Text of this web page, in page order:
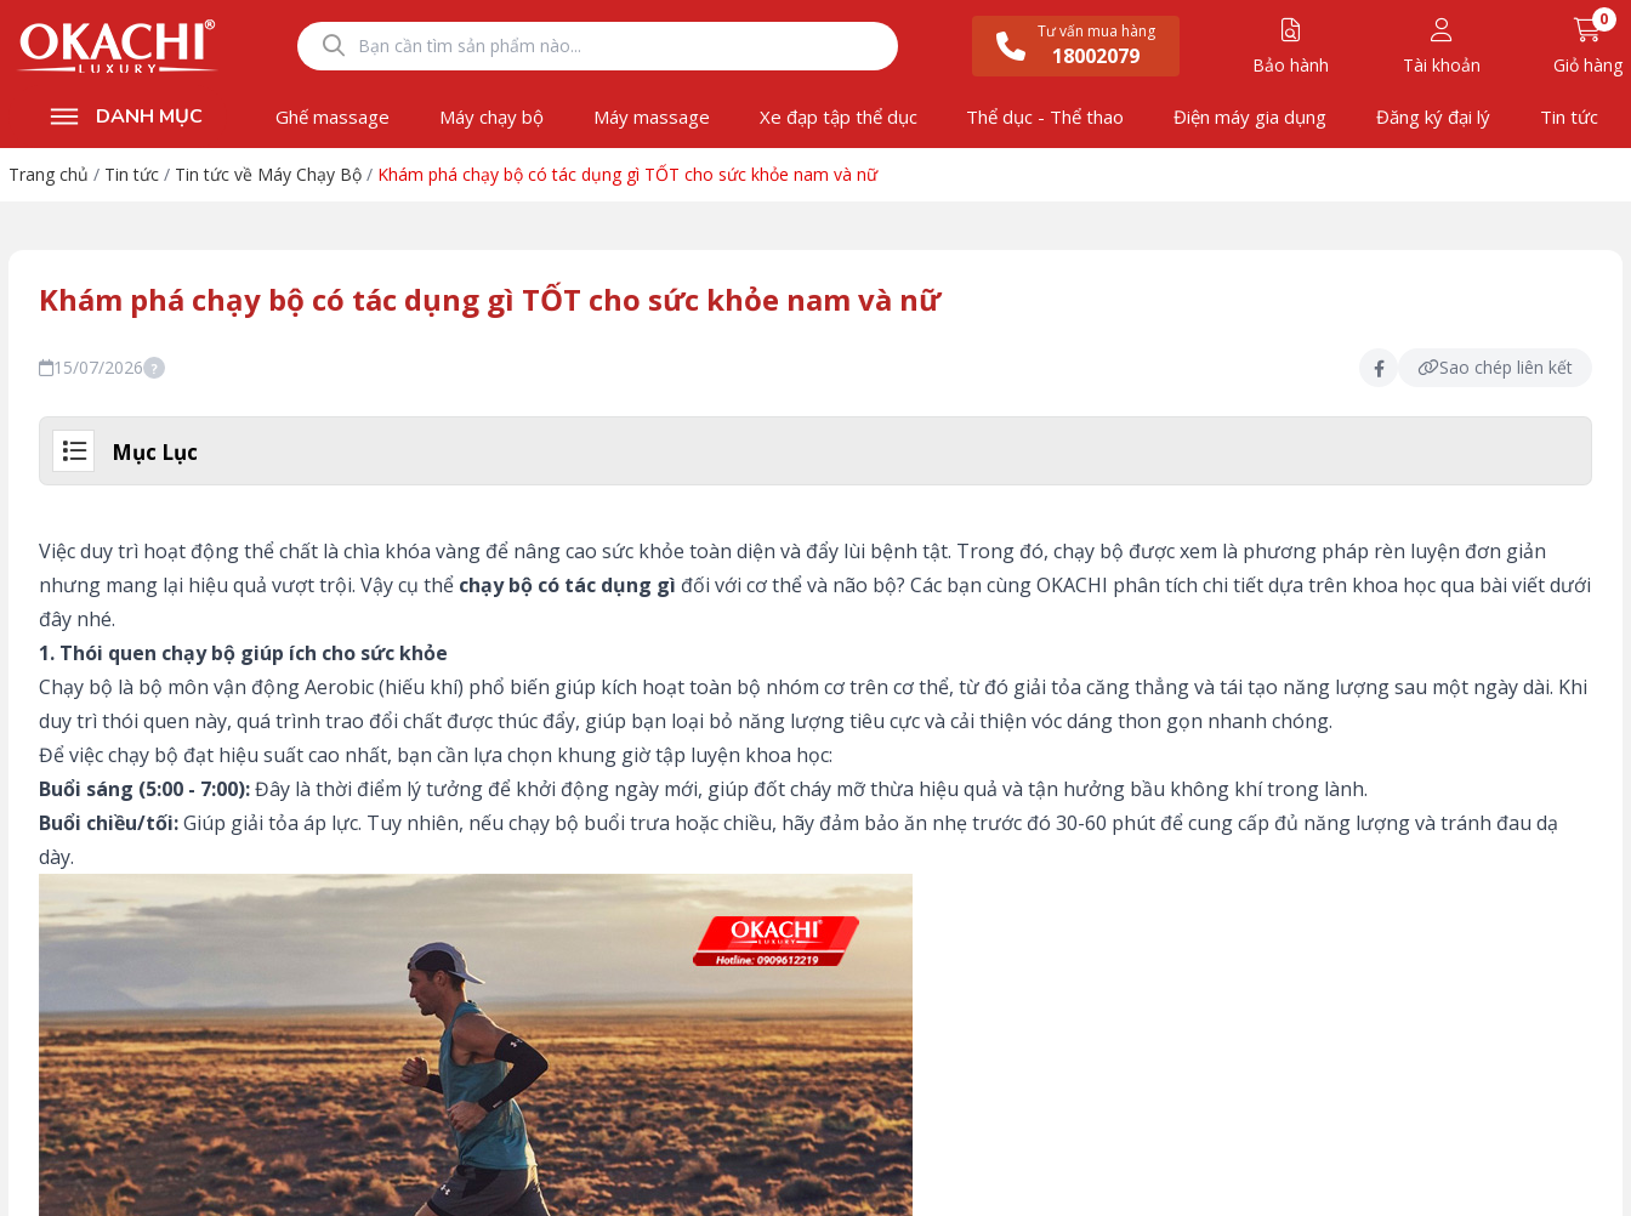
Tư vấn mua hàng
18002079 Bảo hành Tài khoản
0
Giỏ hàng
DANH MỤC Ghế massage Máy chạy bộ Máy massage Xe đạp tập thể dục Thể dục - Thể thao Điện máy gia dụng Đăng ký đại lý Tin tức
Trang chủ / Tin tức / Tin tức về Máy Chạy Bộ / Khám phá chạy bộ có tác dụng gì TỐT cho sức khỏe nam và nữ
Khám phá chạy bộ có tác dụng gì TỐT cho sức khỏe nam và nữ
15/07/2026 ? Sao chép liên kết
Mục Lục
Việc duy trì hoạt động thể chất là chìa khóa vàng để nâng cao sức khỏe toàn diện và đẩy lùi bệnh tật. Trong đó, chạy bộ được xem là phương pháp rèn luyện đơn giản
nhưng mang lại hiệu quả vượt trội. Vậy cụ thể chạy bộ có tác dụng gì đối với cơ thể và não bộ? Các bạn cùng OKACHI phân tích chi tiết dựa trên khoa học qua bài viết dưới
đây nhé.
1. Thói quen chạy bộ giúp ích cho sức khỏe
Chạy bộ là bộ môn vận động Aerobic (hiếu khí) phổ biến giúp kích hoạt toàn bộ nhóm cơ trên cơ thể, từ đó giải tỏa căng thẳng và tái tạo năng lượng sau một ngày dài. Khi
duy trì thói quen này, quá trình trao đổi chất được thúc đẩy, giúp bạn loại bỏ năng lượng tiêu cực và cải thiện vóc dáng thon gọn nhanh chóng.
Để việc chạy bộ đạt hiệu suất cao nhất, bạn cần lựa chọn khung giờ tập luyện khoa học:
Buổi sáng (5:00 - 7:00):Đây là thời điểm lý tưởng để khởi động ngày mới, giúp đốt cháy mỡ thừa hiệu quả và tận hưởng bầu không khí trong lành.
Buổi chiều/tối:Giúp giải tỏa áp lực. Tuy nhiên, nếu chạy bộ buổi trưa hoặc chiều, hãy đảm bảo ăn nhẹ trước đó 30-60 phút để cung cấp đủ năng lượng và tránh đau dạ
dày.